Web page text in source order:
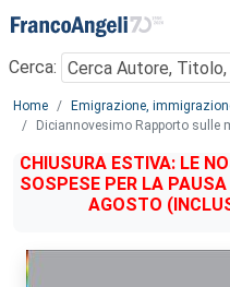
Menu
Cerca:
Main content
Home
Emigrazione,
Diciannovesimo Rapporto sulle
CHIUSURA ESTIVA: LE
SOSPESE PER LA
AGOSTO